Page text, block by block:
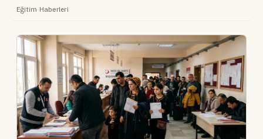
Eğitim Haberleri